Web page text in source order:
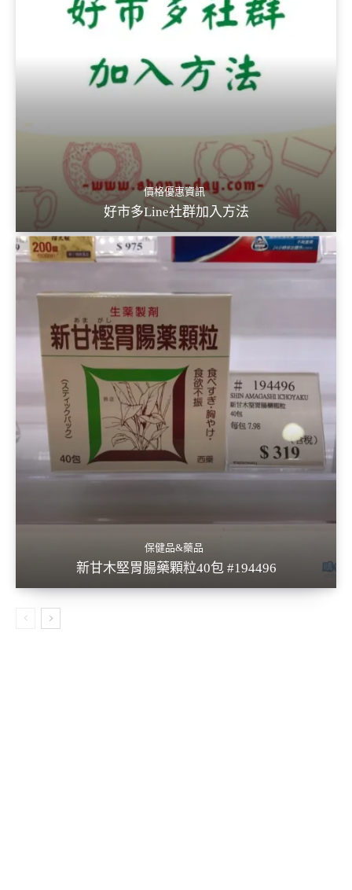
價格優惠資訊
好市多Line社群加入方法
保健品&藥品
新甘木堅胃腸藥顆粒40包 #194496